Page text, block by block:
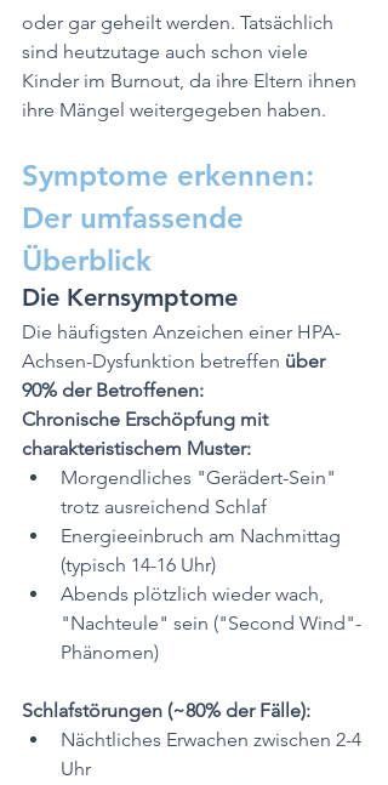
oder gar geheilt werden. Tatsächlich
sind heutzutage auch schon viele
Kinder im Burnout, da ihre Eltern ihnen
ihre Mängel weitergegeben haben.
Symptome erkennen:
Der umfassende
Überblick
Die Kernsymptome
Die häufigsten Anzeichen einer HPA-
Achsen-Dysfunktion betreffen über
90% der Betroffenen:
Chronische Erschöpfung mit
charakteristischem Muster:
Morgendliches "Gerädert-Sein"
trotz ausreichend Schlaf
Energieeinbruch am Nachmittag
(typisch 14-16 Uhr)
Abends plötzlich wieder wach,
"Nachteule" sein ("Second Wind"-
Phänomen)
Schlafstörungen (~80% der Fälle):
Nächtliches Erwachen zwischen 2-4
Uhr